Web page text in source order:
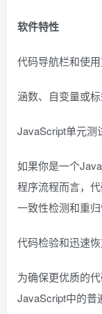
软件特性
代码导航栏和使用
涵数、自变量或
JavaScript单元测
如果你是一个
程序流程而言，
一致性检测和重
代码检验和迅速恢
为确保更优质的
JavaScript中的普